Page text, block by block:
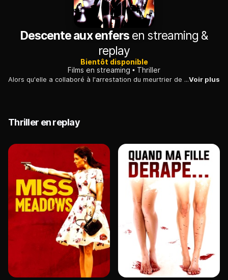
Descente aux enfers en streaming &
replay
Bientôt disponible
Films en streaming
Thriller
Alors qu'elle a collaboré à l'arrestation du meurtrier de sa meilleure amie, une jeune prostituée est bientôt prise pour cible par l'assassin.Voir plus
Thriller en replay